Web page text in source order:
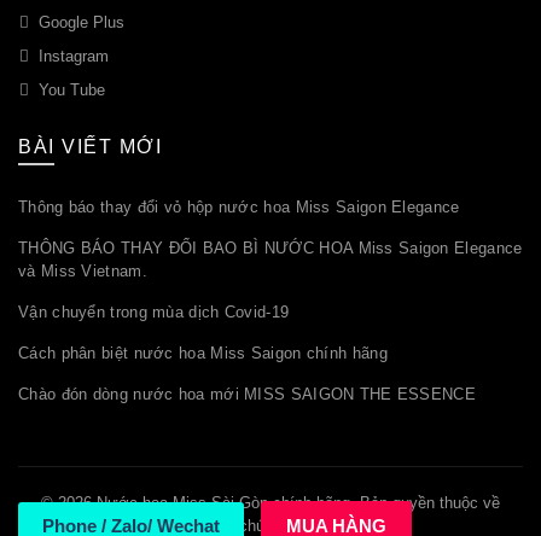
Phone / Zalo/ Wechat MUA HÀNG
Google Plus
Instagram
You Tube
BÀI VIẾT MỚI
Thông báo thay đổi vỏ hộp nước hoa Miss Saigon Elegance
THÔNG BÁO THAY ĐỔI BAO BÌ NƯỚC HOA Miss Saigon Elegance
và Miss Vietnam.
Vận chuyển trong mùa dịch Covid-19
Cách phân biệt nước hoa Miss Saigon chính hãng
Chào đón dòng nước hoa mới MISS SAIGON THE ESSENCE
© 2026Nước hoa Miss Sài Gòn chính hãng. Bản quyền thuộc về
chúng tôi